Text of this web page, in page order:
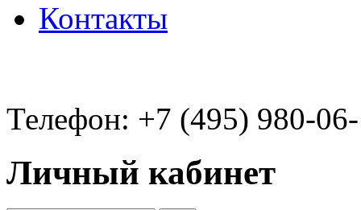
Контакты
Телефон: +7 (495) 980-
Личный кабинет